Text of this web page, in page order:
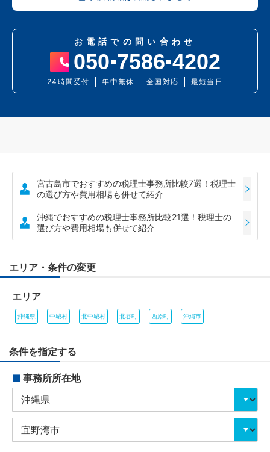
お電話での問い合わせ
050 7586 4202
24時間受付 年中無休 全国対応 最短当日
宮古島市でおすすめの税理士事務所比較7選！税理士
の選び方や費用相場も併せて紹介
沖縄でおすすめの税理士事務所比較21選！税理士の
選び方や費用相場も併せて紹介
エリア・条件の変更
エリア
沖縄県 中城村 北中城村 北谷町 西原町 沖縄市
条件を指定する
■ 事務所所在地